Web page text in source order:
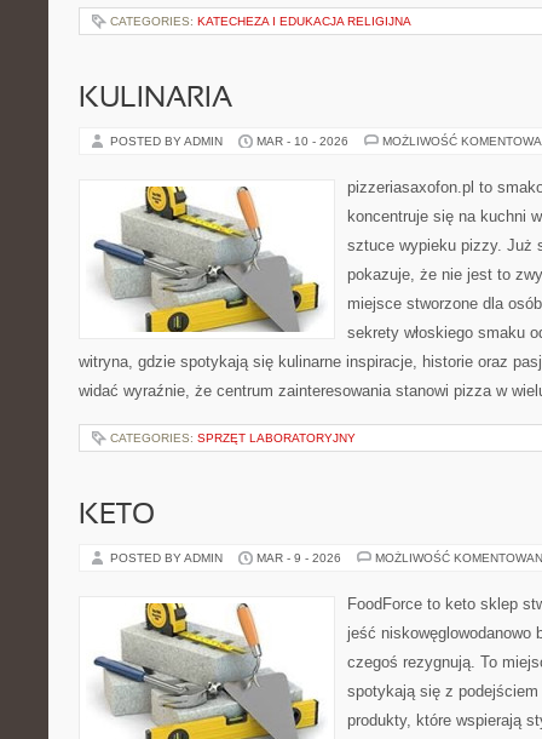
CATEGORIES: KATECHEZA I EDUKACJA RELIGIJNA
KULINARIA
POSTED BY ADMIN MAR - 10 - 2026 MOŻLIWOŚĆ
pizzeriasaxofon.pl to
koncentruje się na kuchni
sztuce wypieku pizzy. Już
pokazuje, że nie jest to
miejsce stworzone dla
sekrety włoskiego smaku
witryna, gdzie spotykają się kulinarne inspiracje, historie oraz
widać wyraźnie, że centrum zainteresowania stanowi pizza w
CATEGORIES: SPRZĘT LABORATORYJNY
KETO
POSTED BY ADMIN MAR - 9 - 2026 MOŻLIWOŚĆ
FoodForce to keto sklep
jeść niskowęglowodanowo
czegoś rezygnują. To
spotykają się z
produkty, które wspierają